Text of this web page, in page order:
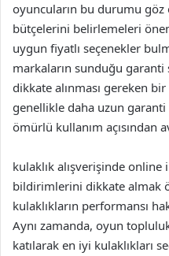
oyuncuların bu durumu
bütçelerini belirlemeleri
uygun fiyatlı seçenekler
markaların sunduğu garanti
dikkate alınması gereken
genellikle daha uzun
ömürlü kullanım açısından
kulaklık alışverişinde online
bildirimlerini dikkate almak
kulaklıkların performansı
Aynı zamanda, oyun
katılarak en iyi kulaklıkları